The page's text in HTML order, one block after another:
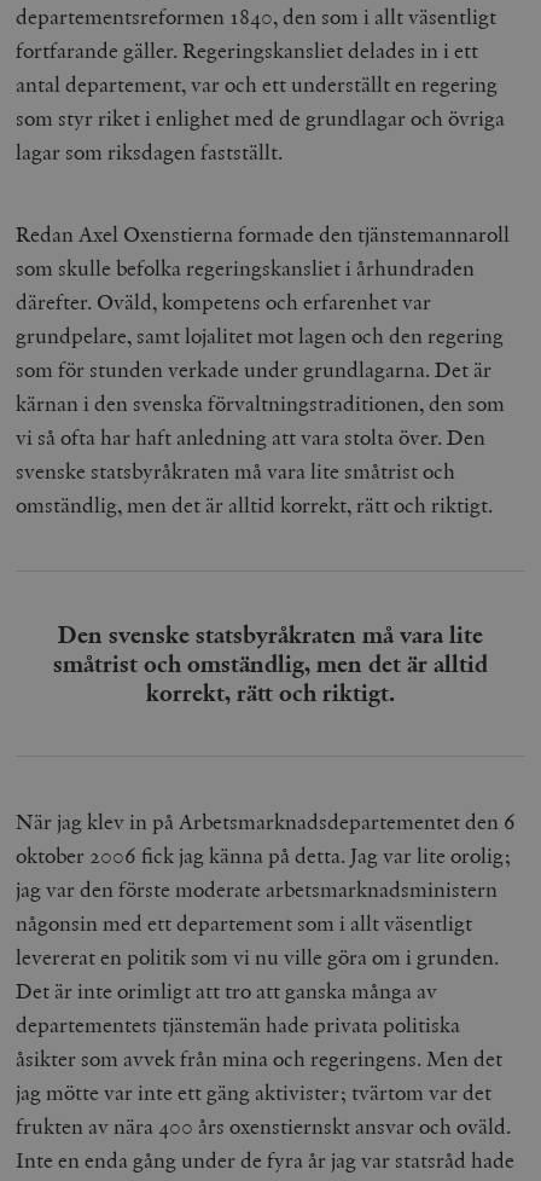
departementsreformen 1840, den som i allt väsentligt
fortfarande gäller. Regeringskansliet delades in i ett
antal departement, var och ett underställt en regering
som styr riket i enlighet med de grundlagar och övriga
lagar som riksdagen fastställt.
Redan Axel Oxenstierna formade den tjänstemannaroll
som skulle befolka regeringskansliet i århundraden
därefter. Oväld, kompetens och erfarenhet var
grundpelare, samt lojalitet mot lagen och den regering
som för stunden verkade under grundlagarna. Det är
kärnan i den svenska förvaltningstraditionen, den som
vi så ofta har haft anledning att vara stolta över. Den
svenske statsbyråkraten må vara lite småtrist och
omständlig, men det är alltid korrekt, rätt och riktigt.
Den svenske statsbyråkraten må vara lite
småtrist och omständlig, men det är alltid
korrekt, rätt och riktigt.
När jag klev in på Arbetsmarknadsdepartementet den 6
oktober 2006 fick jag känna på detta. Jag var lite orolig;
jag var den förste moderate arbetsmarknadsministern
någonsin med ett departement som i allt väsentligt
levererat en politik som vi nu ville göra om i grunden.
Det är inte orimligt att tro att ganska många av
departementets tjänstemän hade privata politiska
åsikter som avvek från mina och regeringens. Men det
jag mötte var inte ett gäng aktivister; tvärtom var det
frukten av nära 400 års oxenstiernskt ansvar och oväld.
Inte en enda gång under de fyra år jag var statsråd hade